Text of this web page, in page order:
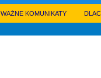
WAŻNE KOMUNIKATY